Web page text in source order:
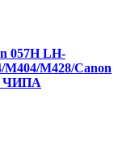
057H LH-
M428/Canon
ЧИПА